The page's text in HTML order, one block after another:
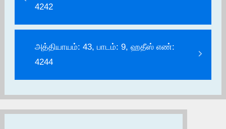
4242
அத்தியாயம்: 43, பாடம்: 9, ஹதீஸ் எண்:
4244